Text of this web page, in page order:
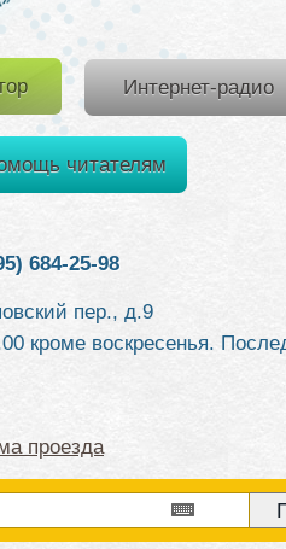
Интернет-радио
читателям
684-25-98
пер., д.9
кроме воскресенья.
проезда